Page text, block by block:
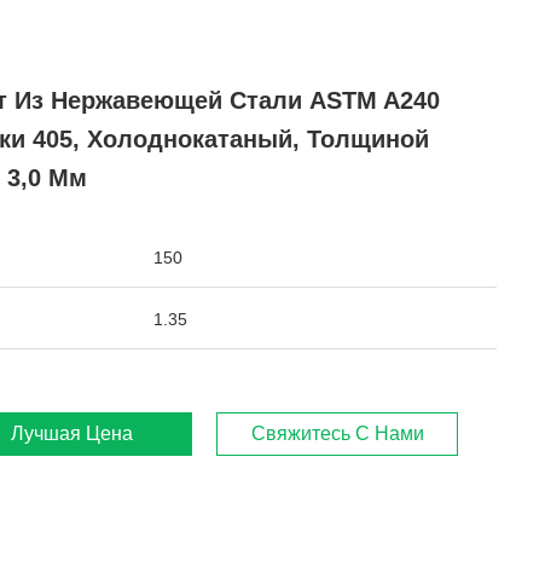
Из Нержавеющей Стали ASTM A240
405, Холоднокатаный, Толщиной
3,0 Мм
150
1.35
Лучшая Цена Свяжитесь С Нами